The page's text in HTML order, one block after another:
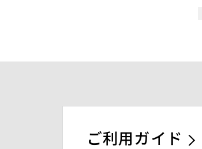
ご利用ガイド